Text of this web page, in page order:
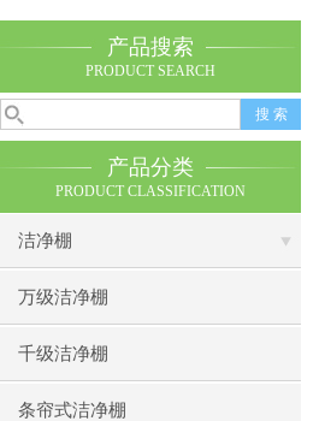
产品搜索
PRODUCT SEARCH
产品分类
PRODUCT CLASSIFICATION
洁净棚
万级洁净棚
千级洁净棚
条帘式洁净棚